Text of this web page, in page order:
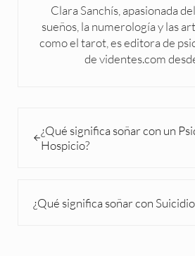
Clara Sanchís, apasionada
sueños, la numerología y las
como el tarot, es editora de
de videntes.com
¿Qué significa soñar con un
Hospicio?
¿Qué significa soñar con